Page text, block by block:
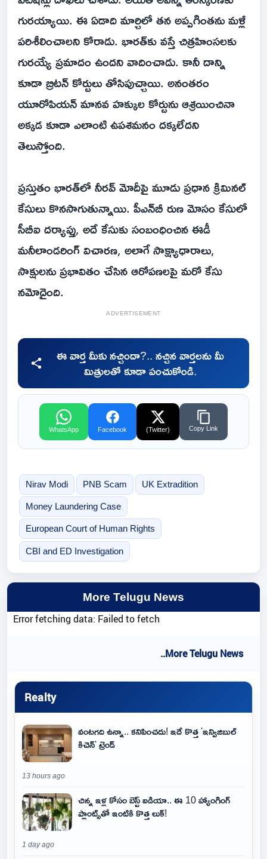
గురయ్యాయి. ఈ ఏడాది మార్చిలో తన అప్పగింతను మళ్లీ
పరిశీలించాలని కోరాడు. భారత్‌కు వస్తే చిత్రహింసలకు
గురయ్యే ప్రమాదం ఉందని వాదించాడు. కానీ దాన్ని
కూడా బ్రిటన్‌ కోర్టులు తోసిపుచ్చాయి. అనంతరం
యూరోపియన్‌ మానవ హక్కుల కోర్టును ఆశ్రయించినా
అక్కడ కూడా ఎలాంటి ఉపశమనం దక్కలేదని
తెలుస్తోంది.
ప్రస్తుతం భారత్‌లో నీరవ్‌ మోదీపై మూడు ప్రధాన క్రిమినల్‌
కేసులు కొనసాగుతున్నాయి. పీఎన్‌బీ రుణ మోసం కేసులో
సీబీఐ దర్యాప్తు, అదే కేసుకు సంబంధించిన ఈడీ
మనీలాండరింగ్‌ విచారణ, అలాగే సాక్ష్యాధారాలు,
సాక్షులను ప్రభావితం చేసిన ఆరోపణలపై మరో కేసు
నమోదైంది.
ADVERTISEMENT
ఈ వార్త మీకు నచ్చిందా?.. నచ్చిన వార్తలను మీ
మిత్రులతో కూడా పంచుకోండి.
WhatsApp Facebook (Twitter) Copy Link
Nirav Modi PNB Scam UK Extradition
Money Laundering Case
European Court of Human Rights
CBI and ED Investigation
More Telugu News
Error fetching data: Failed to fetch
..More Telugu News
Realty
వంటగది ఉన్నా.. కనిపించదు! ఇదే కొత్త 'ఇన్విజిబుల్
కిచెన్' ట్రెండ్
13 hours ago
చిన్న ఇళ్ల కోసం బెస్ట్ ఐడియా.. ఈ 10 హ్యాంగింగ్
ప్లాంట్స్‌తో ఇంటికి కొత్త లుక్!
1 day ago